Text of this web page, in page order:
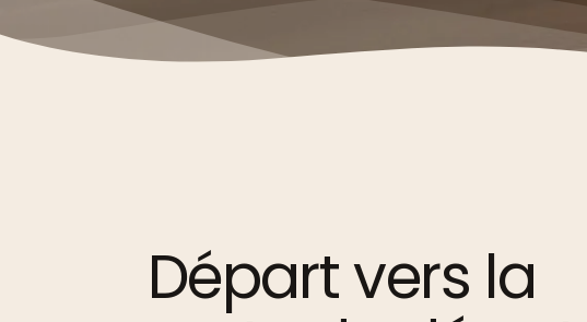
Départ vers la